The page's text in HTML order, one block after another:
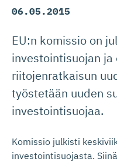
06.05.2015
EU:n komissio on
investointisuojan
riitojenratkaisun
työstetään uuden
investointisuojaa.
Komissio julkisti
investointisuojasta.